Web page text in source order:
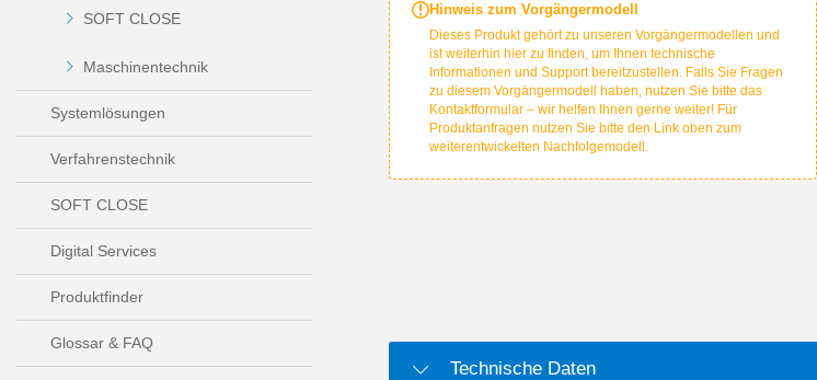
SOFT CLOSE
Maschinentechnik
Systemlösungen
Verfahrenstechnik
SOFT CLOSE
Digital Services
Produktfinder
Glossar & FAQ
Hinweis zum Vorgängermodell
Dieses Produkt gehört zu unseren Vorgängermodellen und
ist weiterhin hier zu finden, um Ihnen technische
Informationen und Support bereitzustellen. Falls Sie Fragen
zu diesem Vorgängermodell haben, nutzen Sie bitte das
Kontaktformular – wir helfen Ihnen gerne weiter! Für
Produktanfragen nutzen Sie bitte den Link oben zum
weiterentwickelten Nachfolgemodell.
Technische Daten